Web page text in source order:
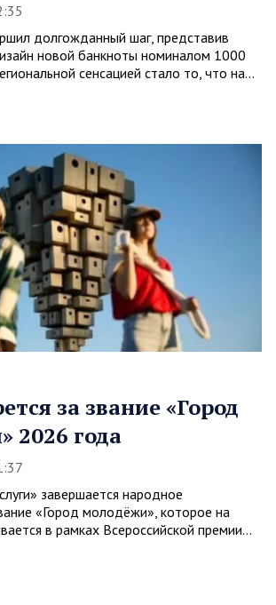
долгожданный шаг, представив
новой банкноты номиналом 1000
сенсацией стало то, что на…
за звание «Город
2026 года
завершается народное
«Город молодёжи», которое на
в рамках Всероссийской премии…